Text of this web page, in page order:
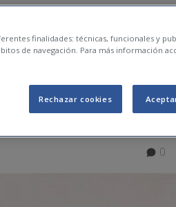
i com
0
finalidades: técnicas, funcionales y
de navegación. Para más información
Rechazar cookies